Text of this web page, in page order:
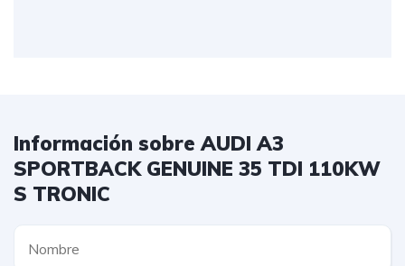
Información sobre AUDI A3
SPORTBACK GENUINE 35 TDI 110KW
S TRONIC